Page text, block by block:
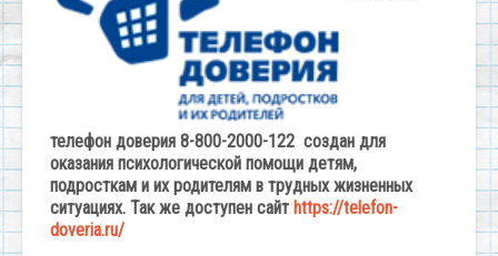
телефон доверия 8-800-2000-122 создан для
оказания психологической помощи детям,
подросткам и их родителям в трудных жизненных
ситуациях. Так же доступен сайт https://telefon-
doveria.ru/